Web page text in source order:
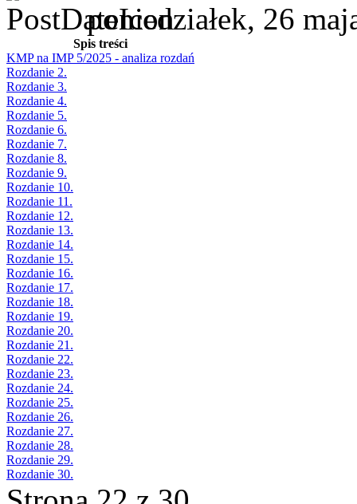
poniedziałek, 26
Spis treści
KMP na IMP 5/2025 - analiza rozdań
Rozdanie 2.
Rozdanie 3.
Rozdanie 4.
Rozdanie 5.
Rozdanie 6.
Rozdanie 7.
Rozdanie 8.
Rozdanie 9.
Rozdanie 10.
Rozdanie 11.
Rozdanie 12.
Rozdanie 13.
Rozdanie 14.
Rozdanie 15.
Rozdanie 16.
Rozdanie 17.
Rozdanie 18.
Rozdanie 19.
Rozdanie 20.
Rozdanie 21.
Rozdanie 22.
Rozdanie 23.
Rozdanie 24.
Rozdanie 25.
Rozdanie 26.
Rozdanie 27.
Rozdanie 28.
Rozdanie 29.
Rozdanie 30.